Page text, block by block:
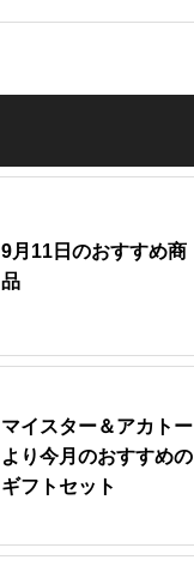
9月11日のおすすめ商
品
マイスター＆アカトー
より今月のおすすめの
ギフトセット